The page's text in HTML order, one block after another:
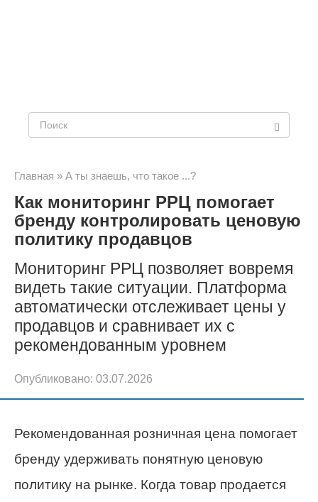
Главная » А ты знаешь, что такое ...?
Как мониторинг РРЦ помогает
бренду контролировать ценовую
политику продавцов
Мониторинг РРЦ позволяет вовремя
видеть такие ситуации. Платформа
автоматически отслеживает цены у
продавцов и сравнивает их с
рекомендованным уровнем
Опубликовано: 03.07.2026
Рекомендованная розничная цена помогает
бренду удерживать понятную ценовую
политику на рынке. Когда товар продается